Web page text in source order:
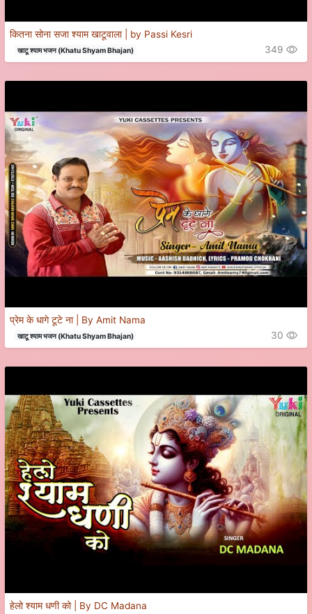
कितना सोना सजा श्याम खाटूवाला | by Passi Kesri
खाटू श्याम भजन (Khatu Shyam Bhajan) 349
प्रेम के धागे टूटे ना | By Amit Nama
खाटू श्याम भजन (Khatu Shyam Bhajan) 30
हेलो श्याम धणी को | By DC Madana